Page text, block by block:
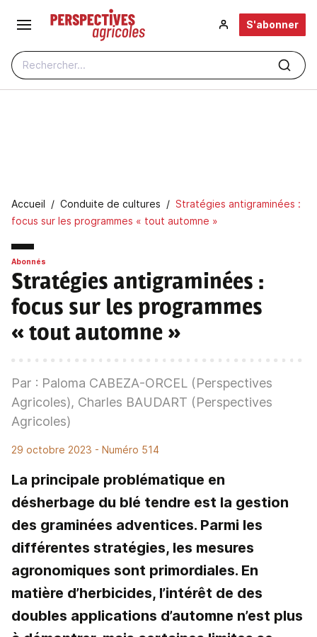
Aller au contenu principal
Rechercher...
S'abonner
Fil d'Ariane
Accueil Conduite de cultures
Stratégies antigraminées :
focus sur les programmes « tout automne »
Abonnés
Stratégies antigraminées :
focus sur les programmes
« tout automne »
Par : Paloma CABEZA-ORCEL (Perspectives
Agricoles), Charles BAUDART (Perspectives
Agricoles)
29 octobre 2023 - Numéro 514
La principale problématique en
désherbage du blé tendre est la gestion
des graminées adventices. Parmi les
différentes stratégies, les mesures
agronomiques sont primordiales. En
matière d’herbicides, l’intérêt de des
doubles applications d’automne n’est plus